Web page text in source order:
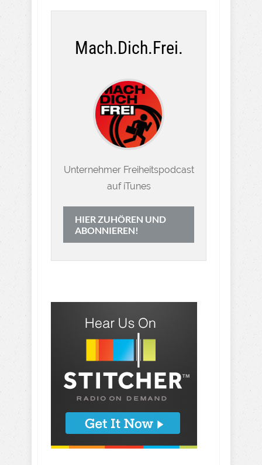
Mach.Dich.Frei.
Unternehmer Freiheitspodcast
auf iTunes
HIER ZUHÖREN UND
ABONNIEREN!